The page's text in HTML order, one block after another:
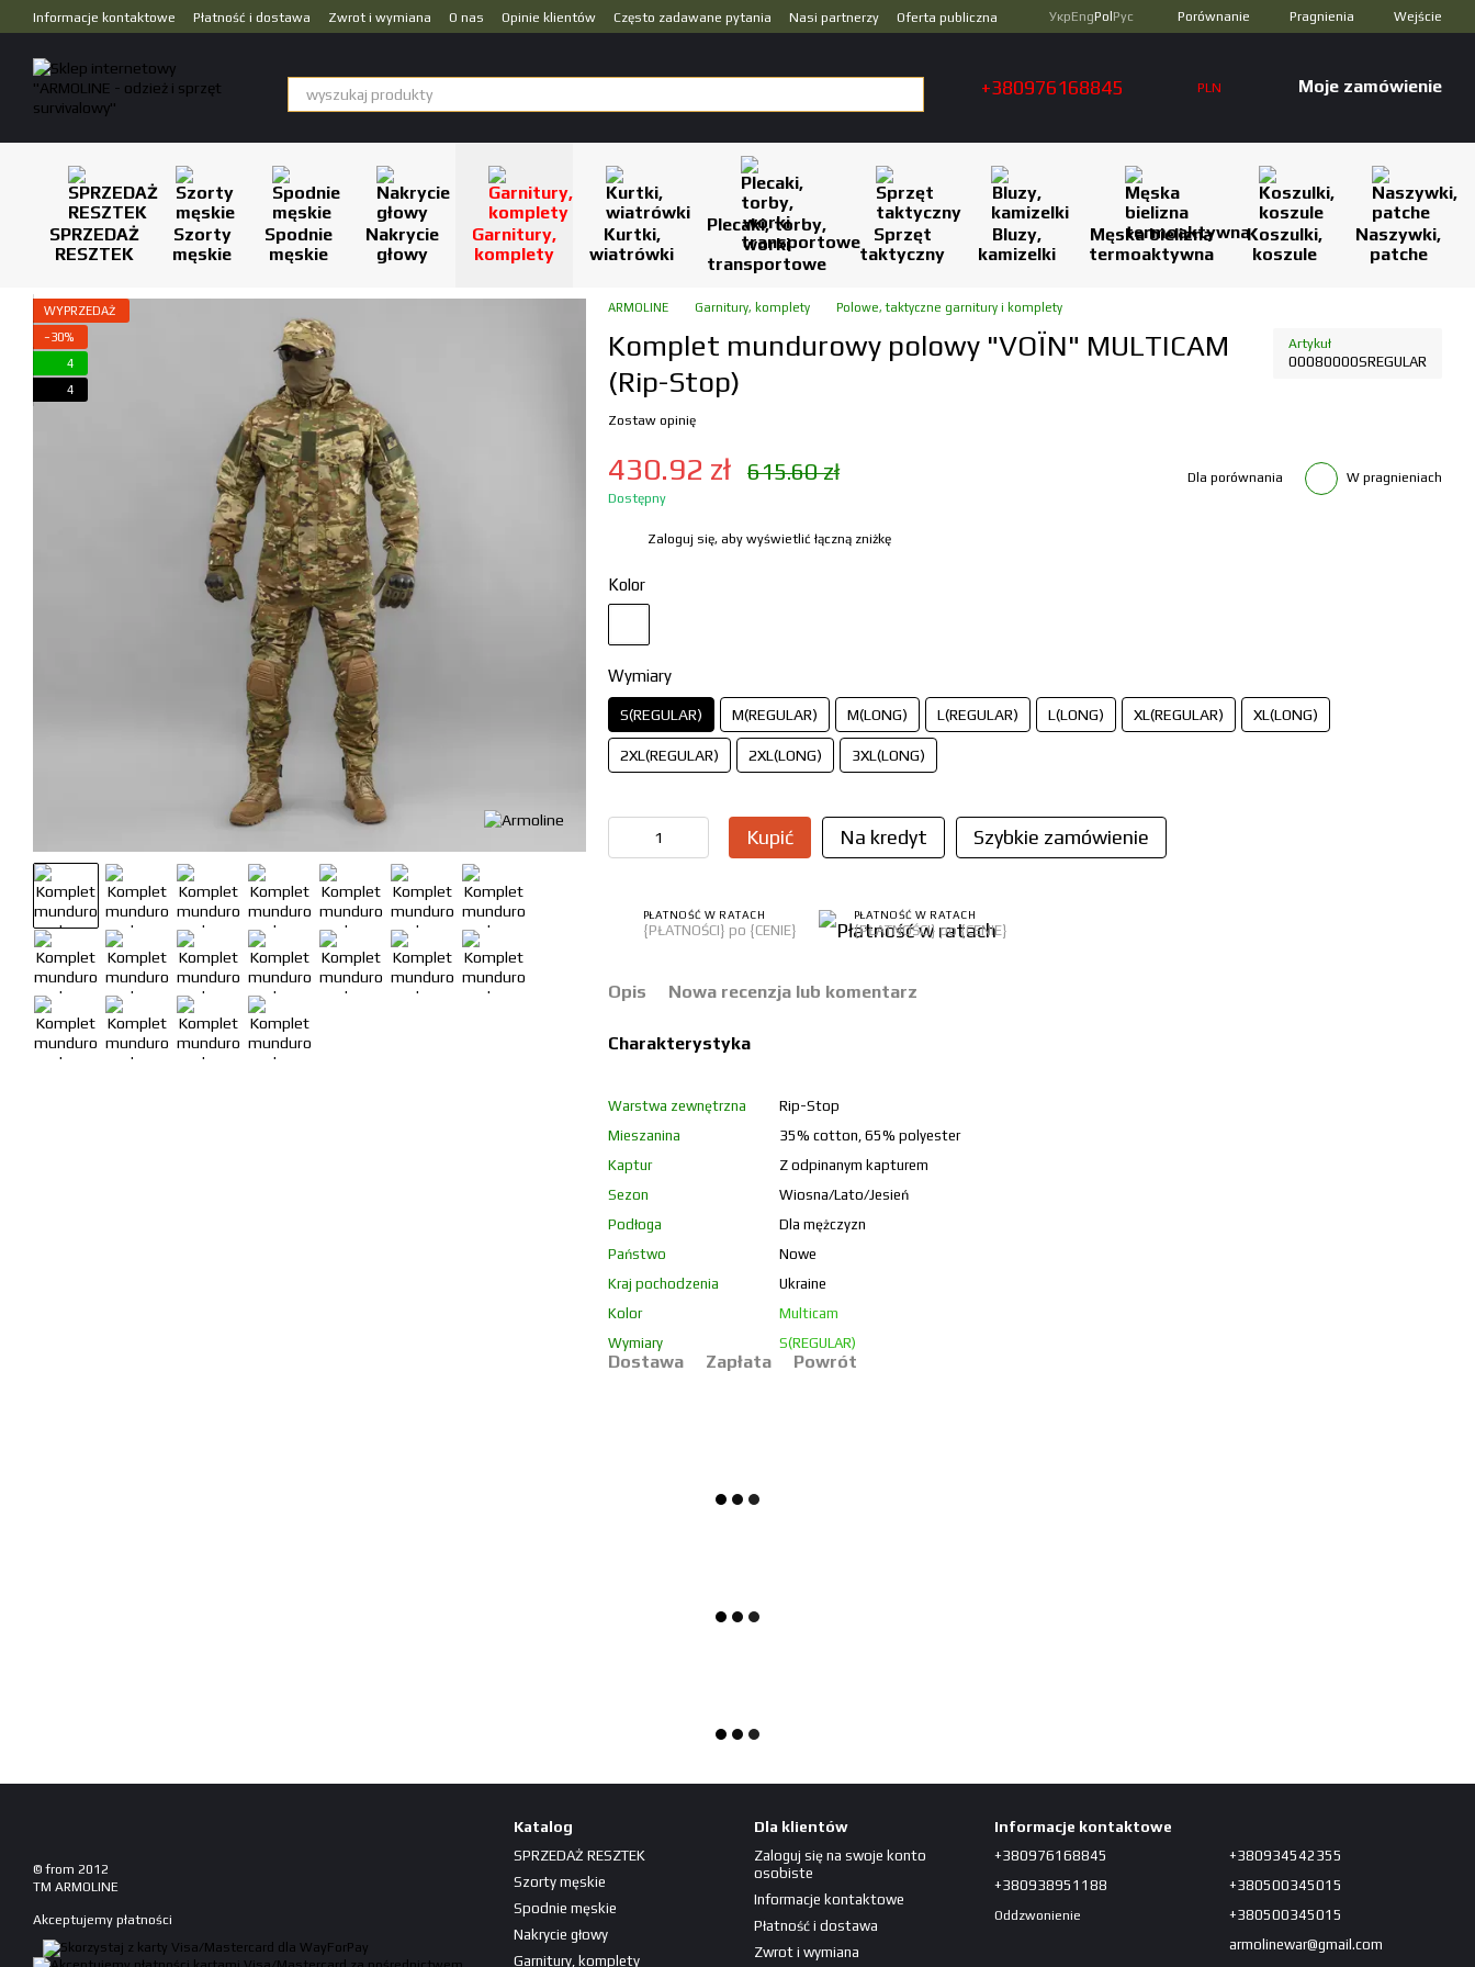
Przejdź do głównej treści
Informacje kontaktowe Płatność i dostawa Zwrot i wymiana O nas Opinie klientów Często zadawane pytania Nasi partnerzy
Oferta publiczna
УкрEngPol Рус Porównanie Pragnienia Wejście
+380976168845 PLN Moje zamówienie
SPRZEDAŻ
RESZTEK
Szorty
męskie
Spodnie
męskie
Nakrycie
głowy
Garnitury,
komplety
Kurtki,
wiatrówki
Plecaki, torby,
worki
transportowe
Sprzęt
taktyczny
Bluzy,
kamizelki
Męska bielizna
termoaktywna
Koszulki,
koszule
Naszywki,
patche
WYPRZEDAŻ
−30%
4
4
ARMOLINE Garnitury, komplety Polowe, taktyczne garnitury i komplety
Komplet mundurowy polowy "VOЇN" MULTICAM
(Rip-Stop)
Artykuł
00080000SREGULAR
Zostaw opinię
430.92 zł 615.60 zł
Dostępny
Dla porównania W pragnieniach
Zaloguj się, aby wyświetlić łączną zniżkę
Kolor
Wymiary
S(REGULAR) M(REGULAR) M(LONG) L(REGULAR) L(LONG) XL(REGULAR) XL(LONG)
2XL(REGULAR) 2XL(LONG) 3XL(LONG)
Kupić Na kredyt Szybkie zamówienie
PŁATNOŚĆ W RATACH
{PŁATNOŚCI} po {CENIE}
PŁATNOŚĆ W RATACH
{PŁATNOŚCI} po {CENIE}
Opis Nowa recenzja lub komentarz
Charakterystyka
Warstwa zewnętrzna
Rip-Stop
Mieszanina
35% cotton, 65% polyester
Kaptur
Z odpinanym kapturem
Sezon
Wiosna/Lato/Jesień
Podłoga
Dla mężczyzn
Państwo
Nowe
Kraj pochodzenia
Ukraine
Kolor
Multicam
Wymiary
S(REGULAR)
Dostawa Zapłata Powrót
© from 2012
TM ARMOLINE
Akceptujemy płatności
Katalog
SPRZEDAŻ RESZTEK
Szorty męskie
Spodnie męskie
Nakrycie głowy
Garnitury, komplety
Dla klientów
Zaloguj się na swoje konto
osobiste
Informacje kontaktowe
Płatność i dostawa
Zwrot i wymiana
Informacje kontaktowe
+380976168845
+380938951188
Oddzwonienie
+380934542355
+380500345015
+380500345015
armolinewar@gmail.com